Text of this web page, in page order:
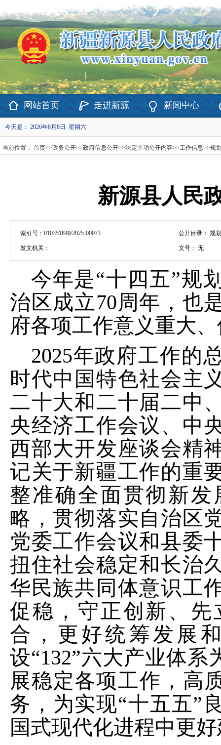
欢迎访问新疆维吾尔自治区新源县政府网站！
网站首页 走进新源 新闻中心
今天是： 2026年8月8日 星期六
当前位置： 首页>>政务公开>>政府信息公开>>法定主动公开内容>>工作信息>>规
新源县人民
索引号： 010351840/2025-00073 公开目录： 规
发文机关： 文号： 无
今年是“十四五”规
治区成立70周年，也
府各项工作意义重大
2025年政府工作的
时代中国特色社会主
二十大和二十届二中
央经济工作会议、 中
西部大开发座谈会精
记关于新疆工作的重
整准确全面贯彻新
略，贯彻落实自治区
党委工作会议和县委
扭住社会稳定和长治
华民族共同体意识工
促稳，守正创新、
合，更好统筹发展
设“132”六大产业体系
展稳定各项工作，高
务，为实现“十五五”
国式现代化进程中更